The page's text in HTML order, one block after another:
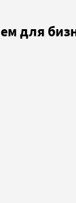
для